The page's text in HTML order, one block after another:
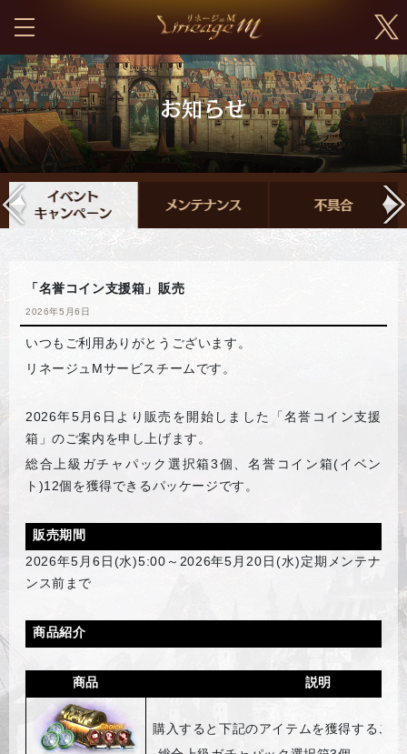
「名誉コイン支援箱」販売
2026年5月6日
いつもご利用ありがとうございます。
リネージュMサービスチームです。
2026年5月6日より販売を開始しました「名誉コイン支援
箱」のご案内を申し上げます。
総合上級ガチャパック選択箱3個、名誉コイン箱(イベン
ト)12個を獲得できるパッケージです。
販売期間
2026年5月6日(水)5:00～2026年5月20日(水)定期メンテナ
ンス前まで
商品紹介
商品 説明
購入すると下記のアイテムを獲得するこ